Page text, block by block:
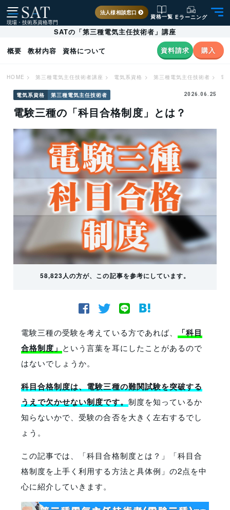
現場・技術系資格専門
法人様相談窓口
資格一覧 Eラーニング
SATの「第三種電気主任技術者」講座
概要
教材内容 資格について 資料請求 購入
HOME > 第三種電気主任技術者講座 > 電気系資格 > 第三種電気主任技術者 > 電
電気系資格 第三種電気主任技術者 2026.06.25
電験三種の「科目合格制度」とは？
58,823人の方が、この記事を参考にしています。
電験三種の受験を考えている方であれば、
「科目
合格制度」 という言葉を耳にしたことがあるので
はないでしょうか。
科目合格制度は、電験三種の難関試験を突破する
うえで欠かせない制度です。制度を知っているか
知らないかで、受験の合否を大きく左右するでし
ょう。
この記事では、「科目合格制度とは？」「科目合
格制度を上手く利用する方法と具体例」の2点を中
心に紹介していきます。